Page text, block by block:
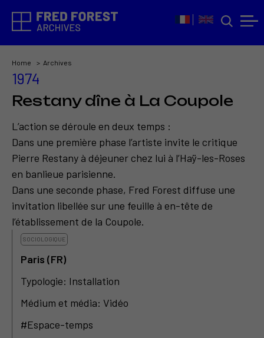
Home Archives
1974
Restany dîne à La Coupole
L’action se déroule en deux temps :
Dans une première phase l’artiste invite le critique
Pierre Restany à déjeuner chez lui à l’Haÿ-les-Roses
en banlieue parisienne.
Dans une seconde phase, Fred Forest diffuse une
invitation libellée sur une feuille à en-tête de
l’établissement de la Coupole.
SOCIOLOGIQUE
Paris (FR)
Typologie: Installation
Médium et média: Vidéo
#Espace-temps